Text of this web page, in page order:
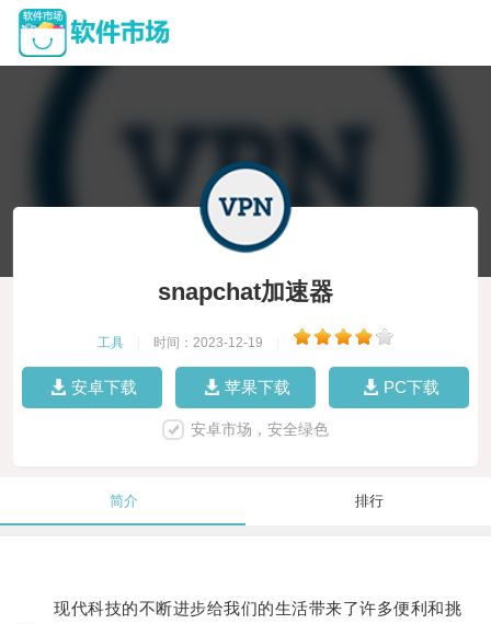
snapchat加速器
工具 时间：2023-12-19
安卓下载 苹果下载 PC下载
安卓市场，安全绿色
简介 排行
现代科技的不断进步给我们的生活带来了许多便利和挑